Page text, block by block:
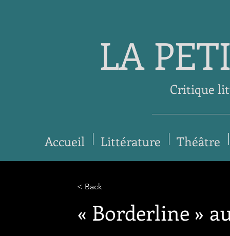
LA
Critique
Accueil Littérature Théâtre
< Back
« Borderline »